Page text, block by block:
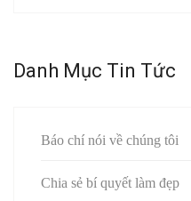
Danh Mục Tin Tức
Báo chí nói về chúng tôi
Chia sẻ bí quyết làm đẹp